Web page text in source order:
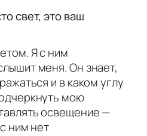
свет, это ваш
Я с ним
меня. Он знает,
и в каком углу
мою
освещение —
ним нет